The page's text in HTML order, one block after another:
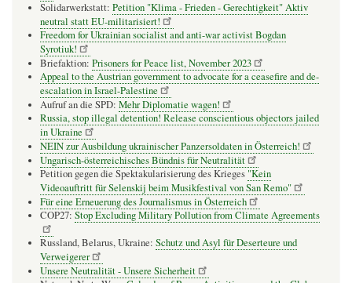
Solidarwerkstatt: Petition "Klima - Frieden - Gerechtigkeit" Aktiv
neutral statt EU-militarisiert!
Freedom for Ukrainian socialist and anti-war activist Bogdan
Syrotiuk!
Briefaktion: Prisoners for Peace list, November 2023
Appeal to the Austrian government to advocate for a ceasefire and de-
escalation in Israel-Palestine
Aufruf an die SPD: Mehr Diplomatie wagen!
Russia, stop illegal detention! Release conscientious objectors jailed
in Ukraine
NEIN zur Ausbildung ukrainischer Panzersoldaten in Österreich!
Ungarisch-österreichisches Bündnis für Neutralität
Petition gegen die Spektakularisierung des Krieges "Kein
Videoauftritt für Selenskij beim Musikfestival von San Remo"
Für eine Erneuerung des Journalismus in Österreich
COP27: Stop Excluding Military Pollution from Climate Agreements
Russland, Belarus, Ukraine: Schutz und Asyl für Deserteure und
Verweigerer
Unsere Neutralität - Unsere Sicherheit